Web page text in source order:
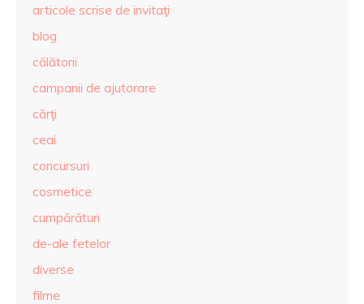
articole scrise de invitaţi
blog
călătorii
campanii de ajutorare
cărţi
ceai
concursuri
cosmetice
cumpărături
de-ale fetelor
diverse
filme